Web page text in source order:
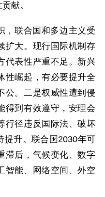
献。
，联合国和多边主义受
扩大。现行国际机制存
代表性严重不足。新兴
性崛起，有必要提升全
公。二是权威性遭到侵
得到有效遵守，安理会
行径违反国际法、破坏
提升。联合国2030年可
滞后，气候变化、数字
智能、网络空间、外空